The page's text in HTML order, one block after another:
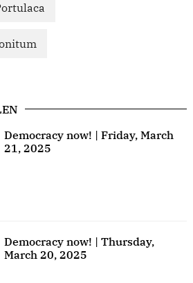
Democracy now! | Friday, March
21, 2025
Democracy now! | Thursday,
March 20, 2025